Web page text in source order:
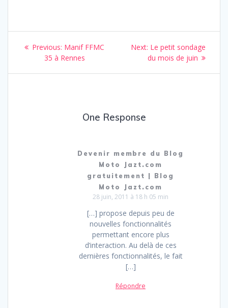
Navigation
Previous: Previous
post:
Manif FFMC
35 à Rennes
Next: Next
post:
Le petit sondage
du mois de juin
One Response
Devenir membre du Blog
Moto Jazt.com
gratuitement | Blog
Moto Jazt.com
28 juin, 2011 à 18 h 05 min
[…] propose depuis peu de
nouvelles fonctionnalités
permettant encore plus
d’interaction. Au delà de ces
dernières fonctionnalités, le fait
[…]
Répondre